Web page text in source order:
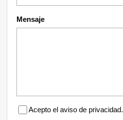
Mensaje
Acepto el aviso de privacidad.